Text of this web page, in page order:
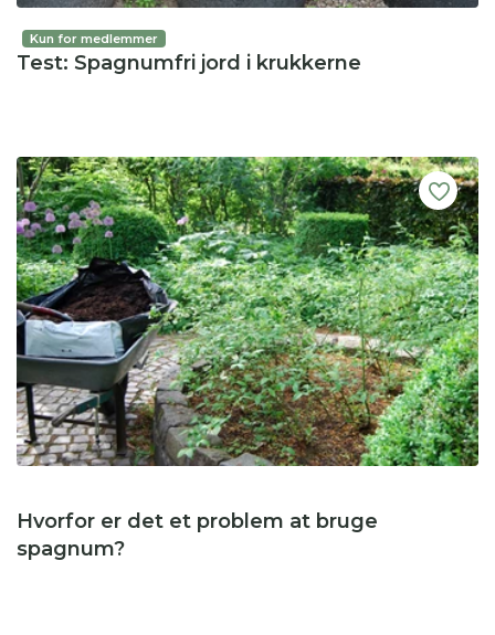
Kun for medlemmer
Test: Spagnumfri jord i krukkerne
Hvorfor er det et problem at bruge
spagnum?